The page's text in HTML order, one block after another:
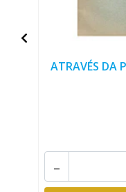
ATRAVÉS DA
-